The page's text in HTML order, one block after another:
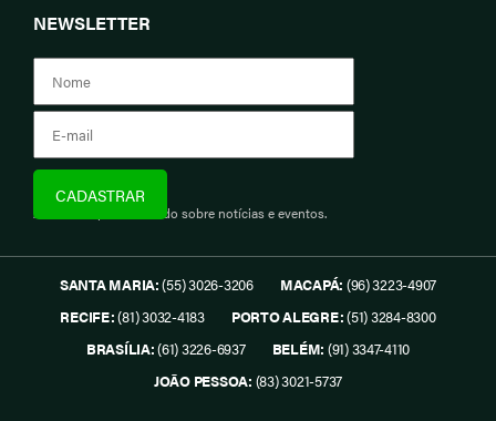
NEWSLETTER
Assine e fique informado sobre notícias e eventos.
SANTA MARIA:(55) 3026-3206 MACAPÁ: (96) 3223-4907
RECIFE:(81) 3032-4183 PORTO ALEGRE:(51) 3284-8300
BRASÍLIA:(61) 3226-6937 BELÉM: (91) 3347-4110
JOÃO PESSOA: (83) 3021-5737